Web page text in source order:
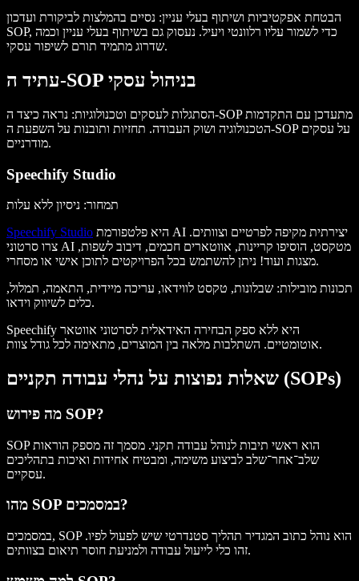
הבטחת אפקטיביות ושיתוף בעלי עניין: נסיים בהמלצות לביקורת ועדכון
SOP, כדי לשמור עליו רלוונטי ויעיל. נעסוק גם בשיתוף בעלי עניין וכמה
שדרוג מתמיד תורם לשיפור עסקי.
עתיד ה-SOP בניהול עסקי
הסתגלות לעסקים וטכנולוגיות: נראה כיצד ה-SOP מתעדכן עם התקדמות
הטכנולוגיה ושוק העבודה. תחזיות ותובנות על השפעת ה-SOP על עסקים
מודרניים.
Speechify Studio
תמחור: ניסיון ללא עלות
Speechify Studio
צרו סרטוני AI מטקסט, הוסיפו קריינות, אווטארים חכמים, דיבוב לשפות,
מצגות ועוד! ניתן להשתמש בכל הפרויקטים לתוכן אישי או מסחרי.
תכונות מובילות: שבלונות, טקסט לווידאו, עריכה מיידית, התאמה, תמלול,
כלים לשיווק וידאו.
Speechify היא ללא ספק הבחירה האידאלית לסרטוני אווטאר
אוטומטיים. השתלבות מלאה בין המוצרים, מתאימה לכל גודל צוות.
שאלות נפוצות על נהלי עבודה תקניים (SOPs)
מה פירוש SOP?
SOP הוא ראשי תיבות לנוהל עבודה תקני. מסמך זה מספק הוראות
שלב־אחר־שלב לביצוע משימה, ומבטיח אחידות ואיכות בתהליכים
עסקיים.
מהו SOP במסמכים?
במסמכים, SOP הוא נוהל כתוב המגדיר תהליך סטנדרטי שיש לפעול לפיו.
זהו כלי לייעול עבודה ולמניעת חוסר תיאום בצוותים.